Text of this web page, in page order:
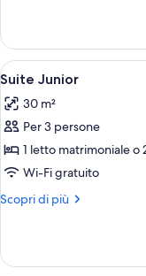
tripla
Apri
tutte
le
foto
per
Suite
Junior
10
Suite Junior
30 m²
Per 3 persone
1 letto matrimoniale o
Wi-Fi gratuito
Scopri di più
Altri
Junior